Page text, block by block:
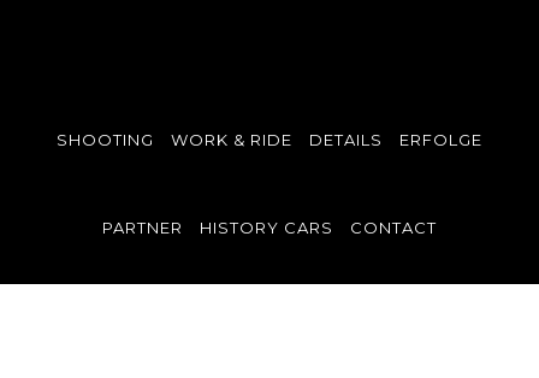
SHOOTING WORK & RIDE DETAILS ERFOLGE
PARTNER HISTORY CARS CONTACT